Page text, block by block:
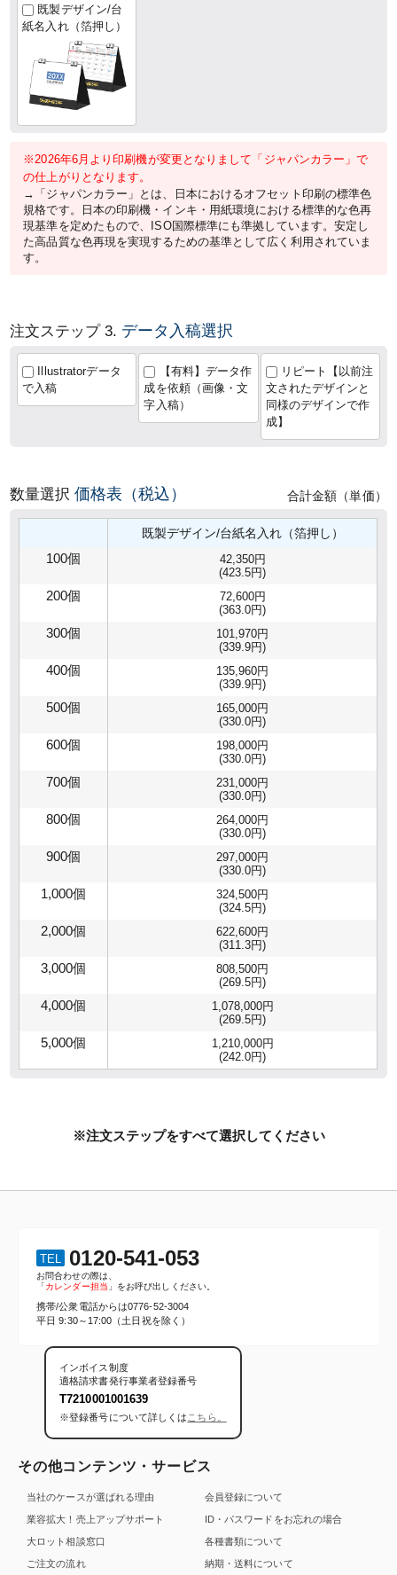
既製デザイン/台
紙名入れ（箔押し）
※2026年6月より印刷機が変更となりまして「ジャパンカラー」で
の仕上がりとなります。
→「ジャパンカラー」とは、日本におけるオフセット印刷の標準色
規格です。日本の印刷機・インキ・用紙環境における標準的な色再
現基準を定めたもので、ISO国際標準にも準拠しています。安定し
た高品質な色再現を実現するための基準として広く利用されていま
す。
注文ステップ 3. データ入稿選択
Illustratorデータ
で入稿
【有料】データ作
成を依頼（画像・文
字入稿）
リピート【以前注
文されたデザインと
同様のデザインで作
成】
数量選択価格表（税込） 合計金額（単価）
既製デザイン/台紙名入れ（箔押し）
100個
42,350円
(423.5円)
200個
72,600円
(363.0円)
300個
101,970円
(339.9円)
400個
135,960円
(339.9円)
500個
165,000円
(330.0円)
600個
198,000円
(330.0円)
700個
231,000円
(330.0円)
800個
264,000円
(330.0円)
900個
297,000円
(330.0円)
1,000個
324,500円
(324.5円)
2,000個
622,600円
(311.3円)
3,000個
808,500円
(269.5円)
4,000個
1,078,000円
(269.5円)
5,000個
1,210,000円
(242.0円)
※注文ステップをすべて選択してください
TEL 0120-541-053
お問合わせの際は、
「カレンダー担当 」をお呼び出しください。
携帯/公衆電話からは0776-52-3004
平日 9:30～17:00（土日祝を除く）
インボイス制度
適格請求書発行事業者登録番号
T7210001001639
※登録番号について詳しくは こちら。
その他コンテンツ・サービス
当社のケースが選ばれる理由
業容拡大！売上アップサポート
大ロット相談窓口
ご注文の流れ
会員登録について
ID・パスワードをお忘れの場合
各種書類について
納期・送料について